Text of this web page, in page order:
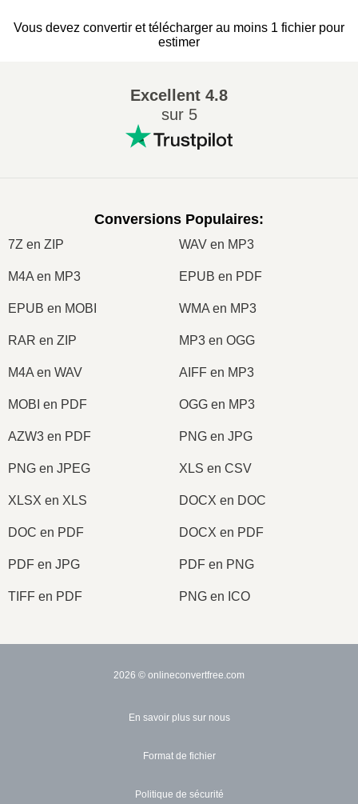
Vous devez convertir et télécharger au moins 1 fichier pour
estimer
Excellent 4.8
sur 5
Conversions Populaires:
7Z en ZIP WAV en MP3
M4A en MP3 EPUB en PDF
EPUB en MOBI WMA en MP3
RAR en ZIP MP3 en OGG
M4A en WAV AIFF en MP3
MOBI en PDF OGG en MP3
AZW3 en PDF PNG en JPG
PNG en JPEG XLS en CSV
XLSX en XLS DOCX en DOC
DOC en PDF DOCX en PDF
PDF en JPG PDF en PNG
TIFF en PDF PNG en ICO
2026 © onlineconvertfree.com
En savoir plus sur nous
Format de fichier
Politique de sécurité